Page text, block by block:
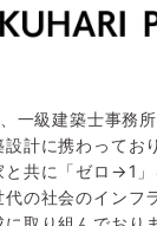
一級建築士事務
計に携わってお
と共に「ゼロ→1」
の社会のインフ